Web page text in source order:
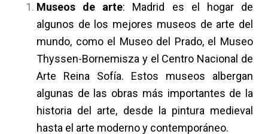
Museos de arte: Madrid es el hogar de
algunos de los mejores museos de arte del
mundo, como el Museo del Prado, el Museo
Thyssen-Bornemisza y el Centro Nacional de
Arte Reina Sofía. Estos museos albergan
algunas de las obras más importantes de la
historia del arte, desde la pintura medieval
hasta el arte moderno y contemporáneo.